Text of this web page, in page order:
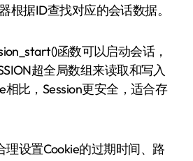
根据ID查找对应的会话数据。
函数可以启动会话，
超全局数组来读取和写入
相比，Session更安全，适合存
理设置Cookie的过期时间、路